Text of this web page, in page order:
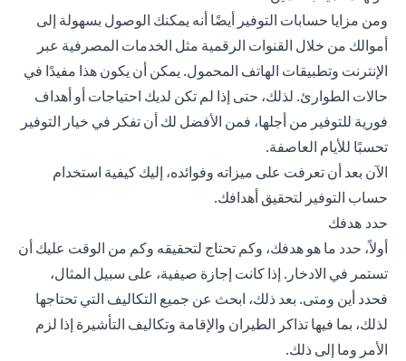
ومن مزايا حسابات التوفير أيضًا أنه يمكنك الوصول بسهولة إلى
أموالك من خلال القنوات الرقمية مثل الخدمات المصرفية عبر
الإنترنت وتطبيقات الهاتف المحمول. يمكن أن يكون هذا مفيدًا في
حالات الطوارئ. لذلك، حتى إذا لم تكن لديك احتياجات أو أهداف
فورية للتوفير من أجلها، فمن الأفضل لك أن تفكر في خيار التوفير
تحسبًا للأيام العاصفة.
الآن بعد أن تعرفت على ميزاته وفوائده، إليك كيفية استخدام
حساب التوفير لتحقيق أهدافك.
حدد هدفك
أولاً، حدد ما هو هدفك، وكم تحتاج لتحقيقه وكم من الوقت عليك أن
تستمر في الادخار. إذا كانت إجازة صيفية، على سبيل المثال،
فحدد أين ومتى. بعد ذلك، ابحث عن جميع التكاليف التي تحتاجها
لذلك، بما فيها تذاكر الطيران والإقامة وتكاليف التأشيرة إذا لزم
الأمر وما إلى ذلك.